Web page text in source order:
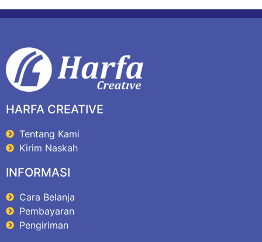
HARFA CREATIVE
Tentang Kami
Kirim Naskah
INFORMASI
Cara Belanja
Pembayaran
Pengiriman